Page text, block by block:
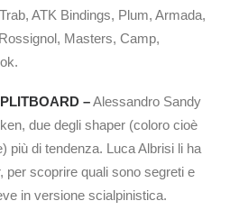
ATK Bindings, Plum, Armada,
Masters, Camp,
–Alessandro Sandy
due degli shaper (coloro cioè
più di tendenza. Luca Albrisi li ha
per scoprire quali sono segreti e
in versione scialpinistica.